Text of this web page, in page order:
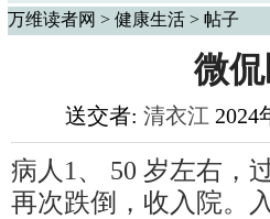
万维读者网 > 健康生活 > 帖子
微
送交者: 清衣江 2024
病人1、 50 岁左右，
再次跌倒，收入院。